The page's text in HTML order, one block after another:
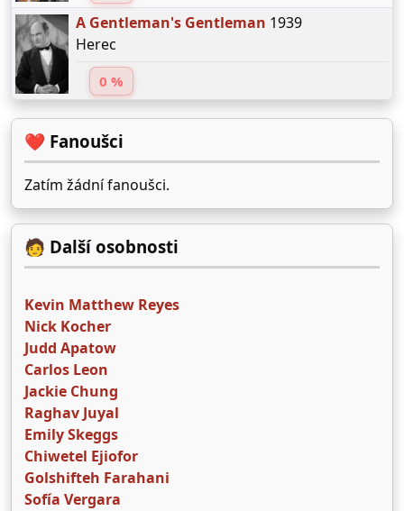
A Gentleman's Gentleman 1939
Herec
0 %
❤️ Fanoušci
Zatím žádní fanoušci.
🧑 Další osobnosti
Kevin Matthew Reyes
Nick Kocher
Judd Apatow
Carlos Leon
Jackie Chung
Raghav Juyal
Emily Skeggs
Chiwetel Ejiofor
Golshifteh Farahani
Sofía Vergara